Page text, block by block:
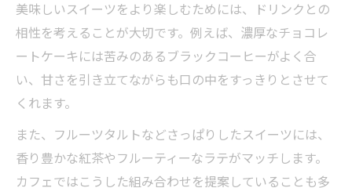
美味しいスイーツをより楽しむためには、ドリンクとの
相性を考えることが大切です。例えば、濃厚なチョコレ
ートケーキには苦みのあるブラックコーヒーがよく合
い、甘さを引き立てながらも口の中をすっきりとさせて
くれます。
また、フルーツタルトなどさっぱりしたスイーツには、
香り豊かな紅茶やフルーティーなラテがマッチします。
カフェではこうした組み合わせを提案していることも多